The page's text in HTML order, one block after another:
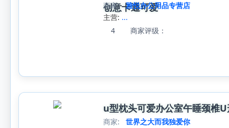
创意卡通可爱
商家:
雅悦办公用品专营店
主营: ...
4
商家评级：
u型枕头可爱办公室午睡颈椎
商家:
世界之大而我独爱你